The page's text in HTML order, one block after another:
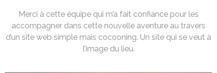
Merci à cette équipe qui m’a fait confiance pour les
accompagner dans cette nouvelle aventure au travers
d’un site web simple mais cocooning. Un site qui se veut à
l’image du lieu.